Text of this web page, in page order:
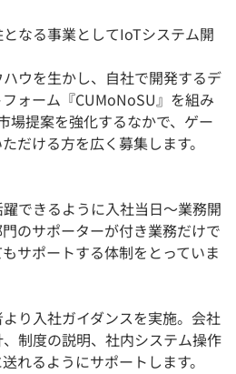
なる事業としてIoTシステム開
ウを生かし、自社で開発するデ
ォーム『CUMoNoSU』を組み
場提案を強化するなかで、ゲー
だける方を広く募集します。
できるように入社当日〜業務開
のサポーターが付き業務だけで
サポートする体制をとっていま
り入社ガイダンスを実施。会社
制度の説明、社内システム操作
れるようにサポートします。